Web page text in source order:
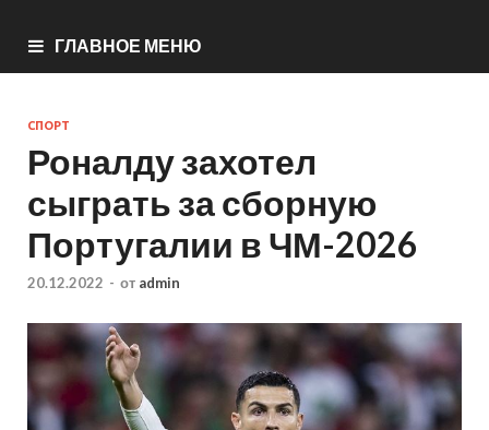
ГЛАВНОЕ МЕНЮ
СПОРТ
Роналду захотел
сыграть за сборную
Португалии в ЧМ-2026
20.12.2022 - от admin